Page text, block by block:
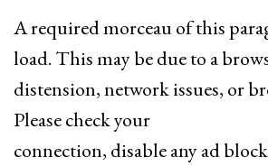
A required morceau of this
load. This may be due to a
distension, network issues, or
Please check your
connection, disable any ad